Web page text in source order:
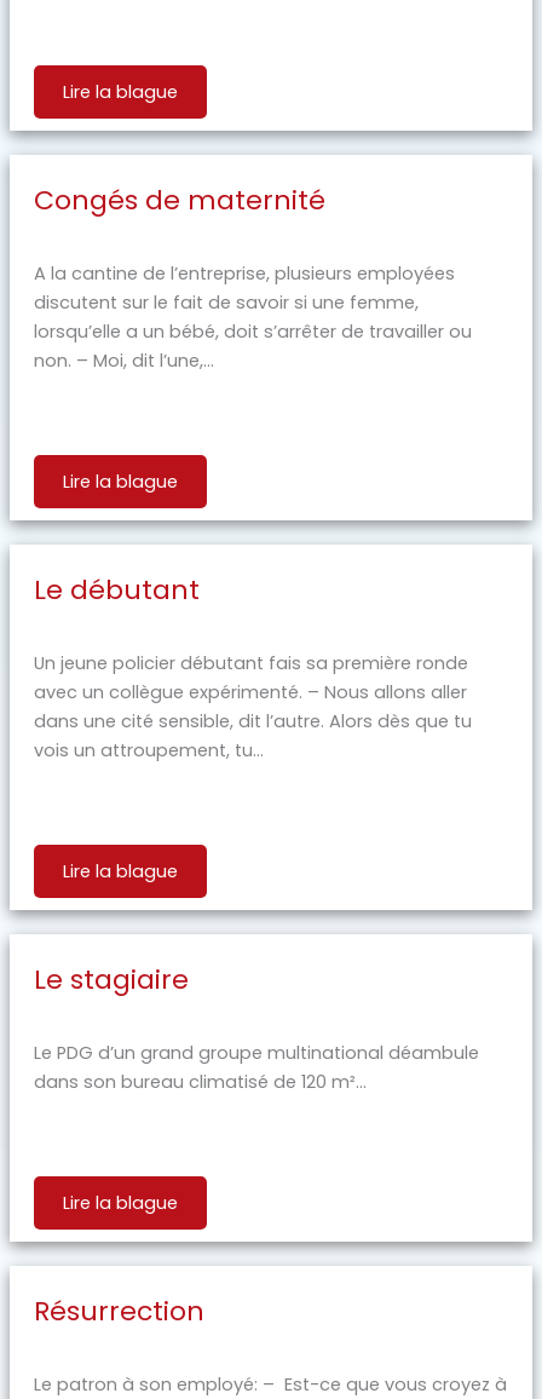
Lire la blague
Congés de maternité
A la cantine de l’entreprise, plusieurs employées
discutent sur le fait de savoir si une femme,
lorsqu’elle a un bébé, doit s’arrêter de travailler ou
non. – Moi, dit l’une,...
Lire la blague
Le débutant
Un jeune policier débutant fais sa première ronde
avec un collègue expérimenté. – Nous allons aller
dans une cité sensible, dit l’autre. Alors dès que tu
vois un attroupement, tu...
Lire la blague
Le stagiaire
Le PDG d’un grand groupe multinational déambule
dans son bureau climatisé de 120 m²...
Lire la blague
Résurrection
Le patron à son employé: – Est-ce que vous croyez à